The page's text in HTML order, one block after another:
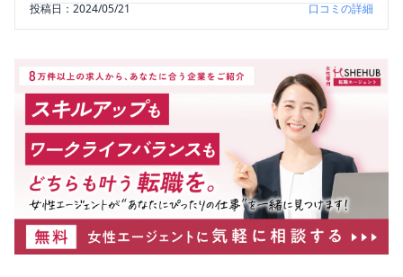
投稿日：2024/05/21 口コミの詳細